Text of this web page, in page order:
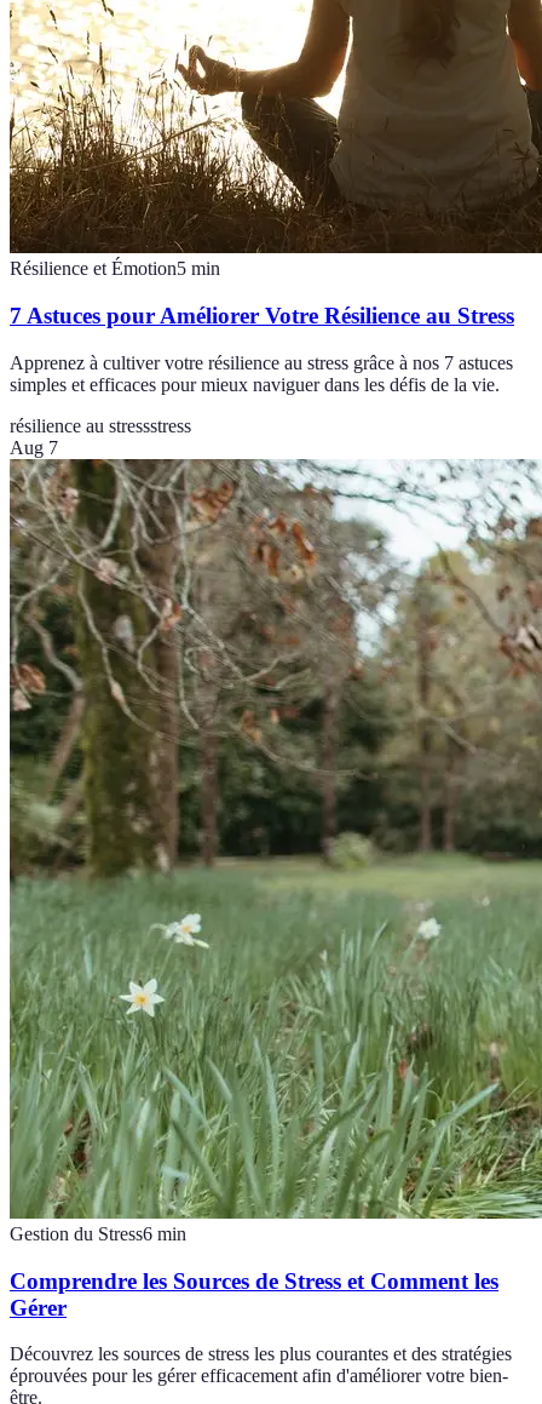
Résilience et Émotion5 min
7 Astuces pour Améliorer Votre Résilience au Stress
Apprenez à cultiver votre résilience au stress grâce à nos 7 astuces
simples et efficaces pour mieux naviguer dans les défis de la vie.
résilience au stressstress
Aug 7
Gestion du Stress6 min
Comprendre les Sources de Stress et Comment les
Gérer
Découvrez les sources de stress les plus courantes et des stratégies
éprouvées pour les gérer efficacement afin d'améliorer votre bien-
être.